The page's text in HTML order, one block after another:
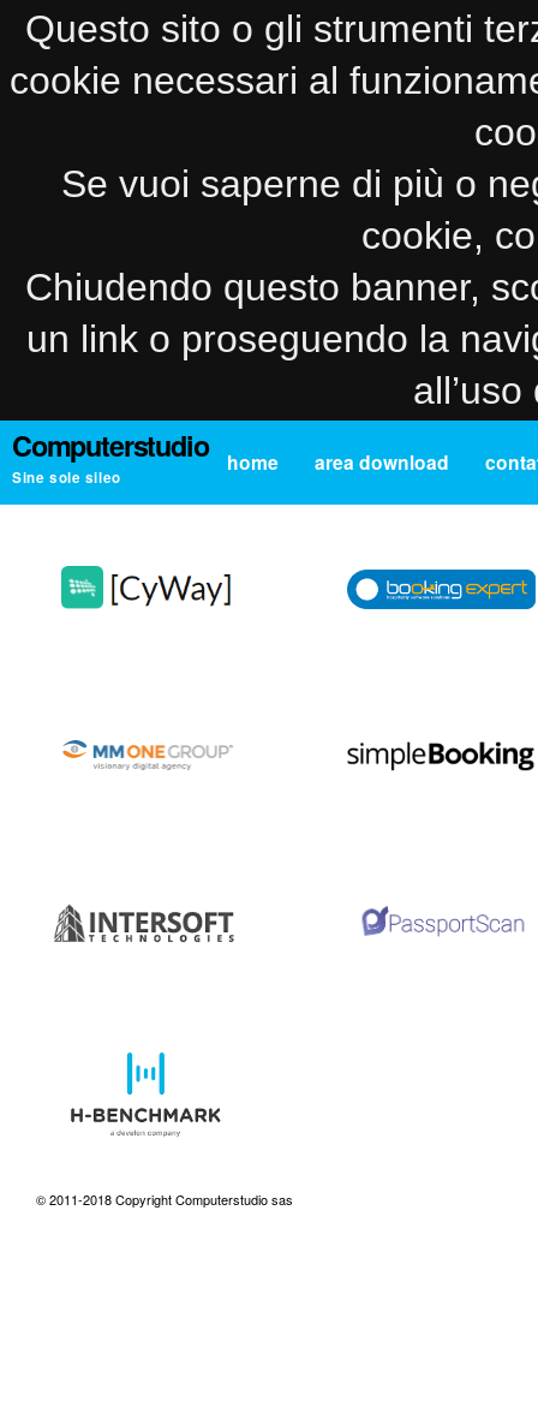
Questo sito o gli strumenti
cookie necessari al
Se vuoi saperne di più o
cookie,
Chiudendo questo banner,
un link o proseguendo la
Computerstudio
Sine sole sileo
home area download
© 2011-2018 Copyright Computerstudio sas